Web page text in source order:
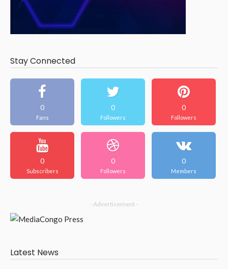
Stay Connected
0
Fans
0
Followers
0
Followers
0
Subscribers
0
Followers
0
Members
- Advertisement -
Latest News